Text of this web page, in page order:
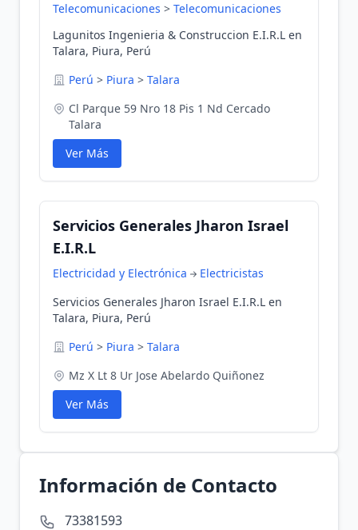
Telecomunicaciones > Telecomunicaciones
Lagunitos Ingenieria & Construccion E.I.R.L en
Talara, Piura, Perú
Perú > Piura > Talara
Cl Parque 59 Nro 18 Pis 1 Nd Cercado
Talara
Ver Más
Servicios Generales Jharon Israel
E.I.R.L
Electricidad y Electrónica
Electricistas
Servicios Generales Jharon Israel E.I.R.L en
Talara, Piura, Perú
Perú > Piura > Talara
Mz X Lt 8 Ur Jose Abelardo Quiñonez
Ver Más
Información de Contacto
73381593